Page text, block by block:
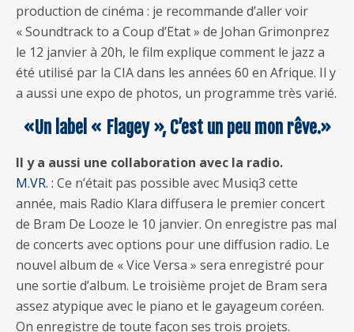
production de cinéma : je recommande d’aller voir
« Soundtrack to a Coup d’Etat » de Johan Grimonprez
le 12 janvier à 20h, le film explique comment le jazz a
été utilisé par la CIA dans les années 60 en Afrique. Il y
a aussi une expo de photos, un programme très varié.
«Un label « Flagey », C’est un peu mon rêve.»
Il y a aussi une collaboration avec la radio.
M.VR. : Ce n’était pas possible avec Musiq3 cette
année, mais Radio Klara diffusera le premier concert
de Bram De Looze le 10 janvier. On enregistre pas mal
de concerts avec options pour une diffusion radio. Le
nouvel album de « Vice Versa » sera enregistré pour
une sortie d’album. Le troisième projet de Bram sera
assez atypique avec le piano et le gayageum coréen.
On enregistre de toute façon ses trois projets.